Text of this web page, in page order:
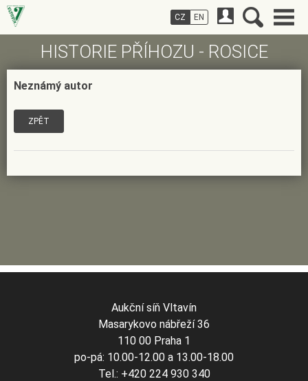
HISTORIE PŘÍHOZU - ROSICE
Neznámý autor
ZPĚT
CZ EN
Aukční síň Vltavín
Masarykovo nábřeží 36
110 00 Praha 1
po-pá: 10.00-12.00 a 13.00-18.00
Tel.: +420 224 930 340